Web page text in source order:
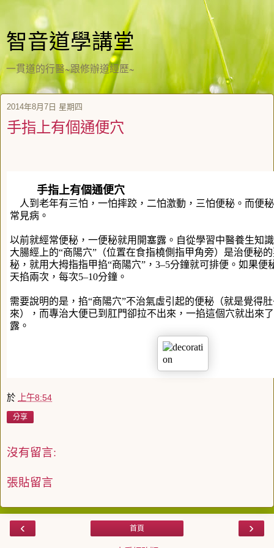
智音道學講堂
一貫道的行醫~跟修辦道經歷~
2014年8月7日 星期四
手指上有個通便穴
手指上有個通便穴
人到老年有三怕，一怕摔跤，二怕激動，三怕便秘。而便
常見病。
以前就經常便秘，一便秘就用開塞露。自從學習中醫養生知
大腸經上的“商陽穴”（位置在食指橈側指甲角旁）是治便秘
秘，就用大拇指指甲掐“商陽穴”，3–5分鐘就可排便。如果便
天掐兩次，每次5–10分鐘。
需要說明的是，掐“商陽穴”不治氣虛引起的便秘（就是覺得
來），而專治大便已到肛門卻拉不出來，一掐這個穴就出來
露。
於 上午8:54
分享
沒有留言:
張貼留言
‹ ›
首頁